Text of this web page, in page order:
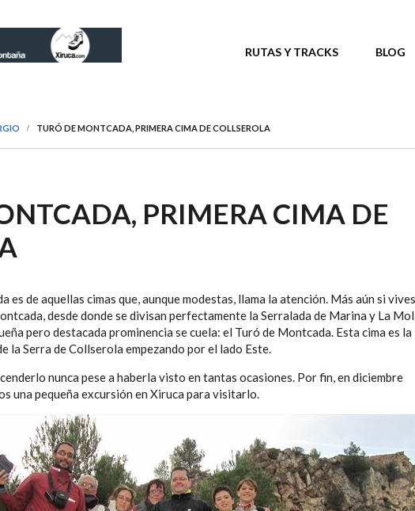
MENÚ PRINCIPAL
RUTAS Y TRACKS BLOG
TURÓ DE MONTCADA, PRIMERA CIMA DE COLLSEROLA
PRIMERA CIMA DE
es de aquellas cimas que, aunque modestas, llama la atención. Más aún si
desde donde se divisan perfectamente la Serralada de Marina y La
pero destacada prominencia se cuela: el Turó de Montcada. Esta cima es la
la Serra de Collserola empezando por el lado Este.
nunca pese a haberla visto en tantas ocasiones. Por fin, en diciembre
una pequeña excursión en Xiruca para visitarlo.